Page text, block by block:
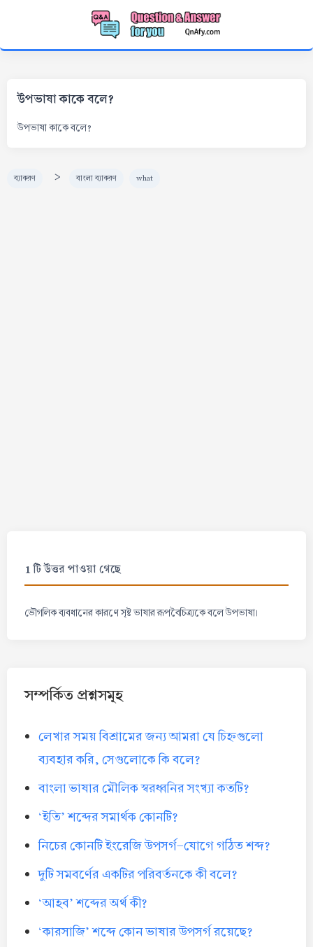
উপভাষা কাকে বলে?
উপভাষা কাকে বলে?
ব্যাকরণ > বাংলা ব্যাকরণ what
1 টি উত্তর পাওয়া গেছে
ভৌগলিক ব্যবধানের কারণে সৃষ্ট ভাষার রূপবৈচিত্র্যকে বলে উপভাষা।
সম্পর্কিত প্রশ্নসমূহ
লেখার সময় বিশ্রামের জন্য আমরা যে চিহ্নগুলো
ব্যবহার করি, সেগুলোকে কি বলে?
বাংলা ভাষার মৌলিক স্বরধ্বনির সংখ্যা কতটি?
‘ইতি’ শব্দের সমার্থক কোনটি?
নিচের কোনটি ইংরেজি উপসর্গ-যোগে গঠিত শব্দ?
দুটি সমবর্ণের একটির পরিবর্তনকে কী বলে?
‘আহব’ শব্দের অর্থ কী?
‘কারসাজি’ শব্দে কোন ভাষার উপসর্গ রয়েছে?